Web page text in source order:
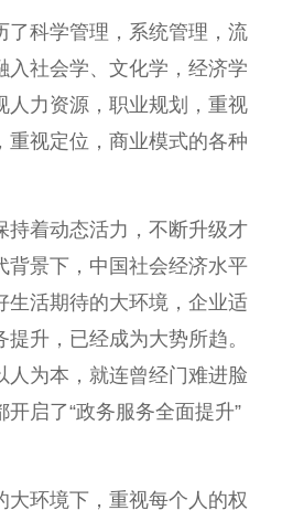
了科学管理，系统管理，流
入社会学、文化学，经济学
人力资源，职业规划，重视
重视定位，商业模式的各种
持着动态活力，不断升级才
背景下，中国社会经济水平
生活期待的大环境，企业适
升，已经成为大势所趋。
人为本，就连曾经门难进脸
启了“政务服务全面提升”
大环境下，重视每个人的权